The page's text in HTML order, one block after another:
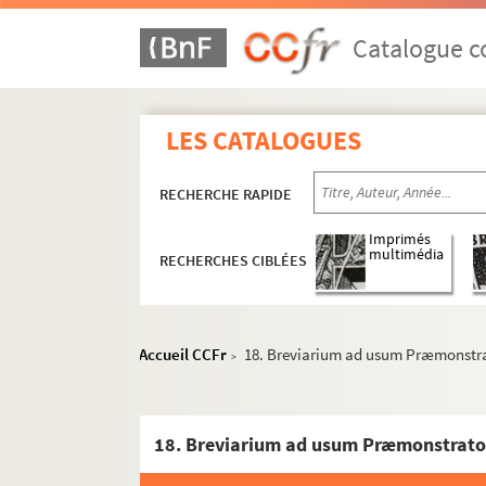
Catalogue
LES CATALOGUES
RECHERCHE RAPIDE
RECHERCHES CIBLÉES
Imprimés
multimédia
Accueil CCFr > 18. Breviarium ad usum
18. Breviarium ad usum
1. Dialogi Gregorii papæ
2. Rupertus de divinis officiis